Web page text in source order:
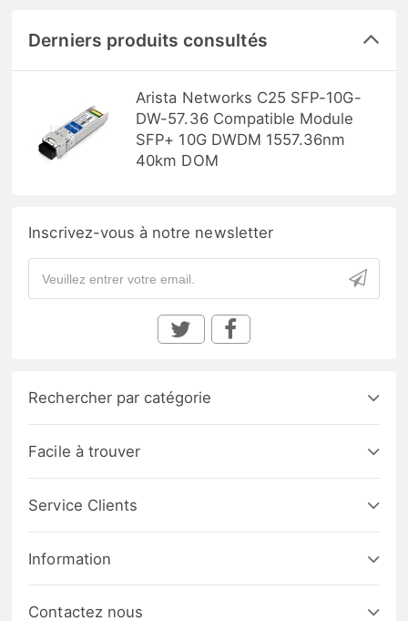
Derniers produits consultés
Arista Networks C25 SFP-10G-
DW-57.36 Compatible Module
SFP+ 10G DWDM 1557.36nm
40km DOM
Inscrivez-vous à notre newsletter
Rechercher par catégorie
Facile à trouver
Service Clients
Information
Contactez nous